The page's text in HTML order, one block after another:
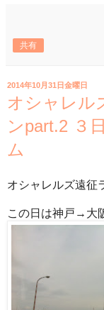
共有
2014年10月31日金曜日
オシャレル
ンpart.2 ３
ム
オシャレルズ遠征
この日は神戸→大